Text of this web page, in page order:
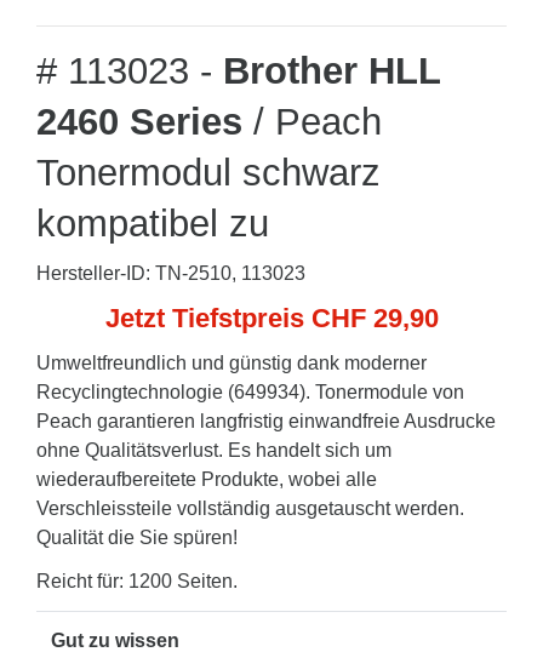
# 113023 - Brother HLL
2460 Series / Peach
Tonermodul schwarz
kompatibel zu
Hersteller-ID: TN-2510, 113023
Jetzt Tiefstpreis CHF 29,90
Umweltfreundlich und günstig dank moderner
Recyclingtechnologie (649934). Tonermodule von
Peach garantieren langfristig einwandfreie Ausdrucke
ohne Qualitätsverlust. Es handelt sich um
wiederaufbereitete Produkte, wobei alle
Verschleissteile vollständig ausgetauscht werden.
Qualität die Sie spüren!
Reicht für: 1200 Seiten.
Gut zu wissen